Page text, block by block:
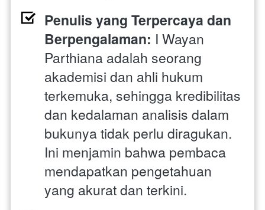
Penulis yang Terpercaya dan
Berpengalaman: I Wayan
Parthiana adalah seorang
akademisi dan ahli hukum
terkemuka, sehingga kredibilitas
dan kedalaman analisis dalam
bukunya tidak perlu diragukan.
Ini menjamin bahwa pembaca
mendapatkan pengetahuan
yang akurat dan terkini.